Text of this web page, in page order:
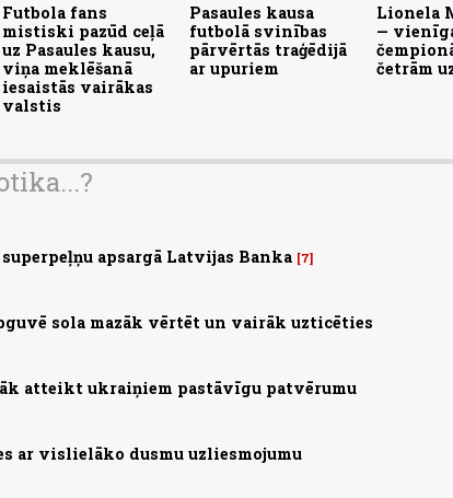
Futbola fans
mistiski pazūd ceļā
uz Pasaules kausu,
viņa meklēšanā
iesaistās vairākas
valstis
Pasaules kausa
futbolā svinības
pārvērtās traģēdijā
ar upuriem
Lionela
—
četrām
apsargā Latvijas Banka 7
sola mazāk vērtēt un vairāk uzticēties
atteikt ukraiņiem pastāvīgu patvērumu
ar vislielāko dusmu uzliesmojumu